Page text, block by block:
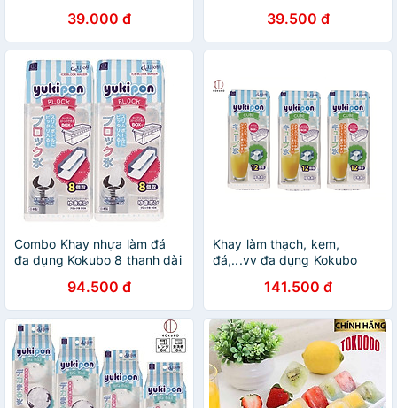
Chống Tràn Tiện Lợi
39.000 đ
Bản |#nhập khẩu chính
hãng| |#Made in Japan|
|#K280|#K281|#K298
39.500 đ
Combo Khay nhựa làm đá
đa dụng Kokubo 8 thanh dài
94.500 đ
Khay làm thạch, kem,
đá,...vv đa dụng Kokubo
141.500 đ